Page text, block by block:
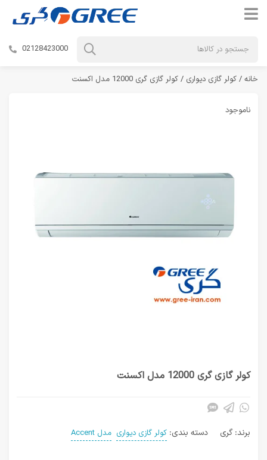
02128423000
خانه / کولر گازی دیواری / کولر گازی گری 12000 مدل اکسنت
ناموجود
کولر گازی گری 12000 مدل اکسنت
برند: گری دسته بندی: کولر گازی دیواری مدل Accent